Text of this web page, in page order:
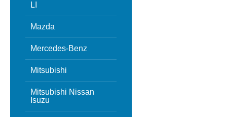
LI
Mazda
Mercedes-Benz
Mitsubishi
Mitsubishi Nissan
Isuzu